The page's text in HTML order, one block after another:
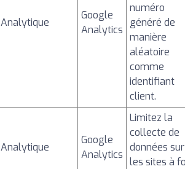
Analytique
Google
Analytics
numéro
généré de
manière
aléatoire
comme
identifiant
client.
Analytique
Google
Analytics
Limitez la
collecte de
données sur
les sites à